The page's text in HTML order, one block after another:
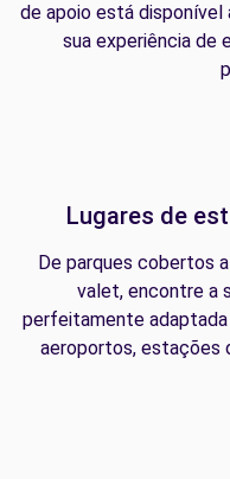
de apoio está disponível
sua experiência de
Lugares de
De parques cobertos
valet, encontre a
perfeitamente
aeroportos, estações